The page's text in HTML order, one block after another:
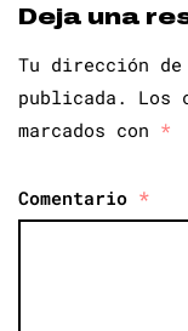
Deja una
Tu dirección
publicada.
Los
marcados con *
Comentario *